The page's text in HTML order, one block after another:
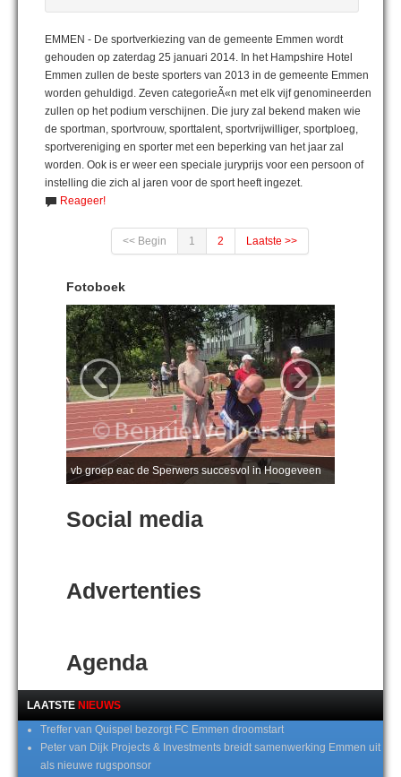
EMMEN - De sportverkiezing van de gemeente Emmen wordt
gehouden op zaterdag 25 januari 2014. In het Hampshire Hotel
Emmen zullen de beste sporters van 2013 in de gemeente Emmen
worden gehuldigd. Zeven categorieÃ«n met elk vijf genomineerden
zullen op het podium verschijnen. Die jury zal bekend maken wie
de sportman, sportvrouw, sporttalent, sportvrijwilliger, sportploeg,
sportvereniging en sporter met een beperking van het jaar zal
worden. Ook is er weer een speciale juryprijs voor een persoon of
instelling die zich al jaren voor de sport heeft ingezet.
Reageer!
<< Begin 1 2 Laatste >>
Fotoboek
vb groep eac de Sperwers succesvol in Hoogeveen
‹ ›
Social media
Advertenties
Agenda
LAATSTE NIEUWS
Treffer van Quispel bezorgt FC Emmen droomstart
Peter van Dijk Projects & Investments breidt samenwerking Emmen uit
als nieuwe rugsponsor